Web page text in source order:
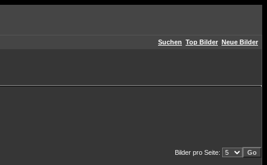
Suchen Top Bilder Neue Bilder
Bilder pro Seite: